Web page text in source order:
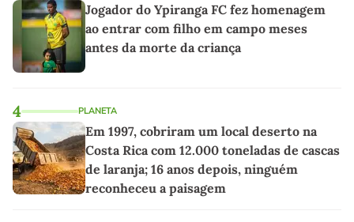
Jogador do Ypiranga FC fez homenagem
ao entrar com filho em campo meses
antes da morte da criança
4 PLANETA
Em 1997, cobriram um local deserto na
Costa Rica com 12.000 toneladas de cascas
de laranja; 16 anos depois, ninguém
reconheceu a paisagem